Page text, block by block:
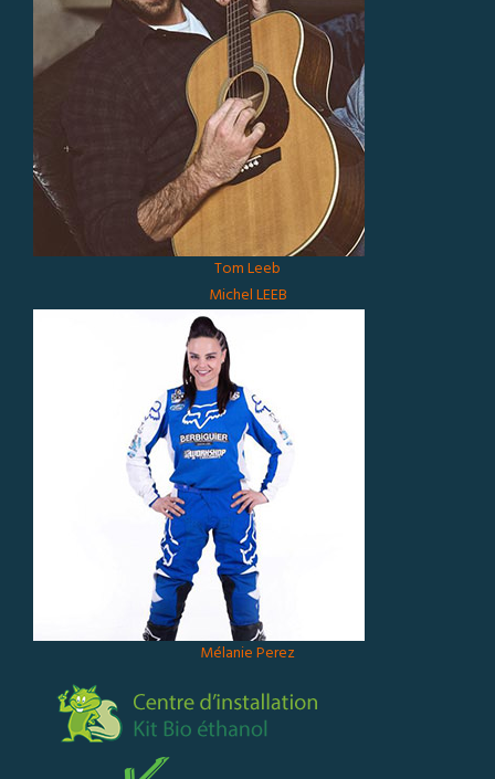
Tom Leeb
Michel LEEB
Mélanie Perez